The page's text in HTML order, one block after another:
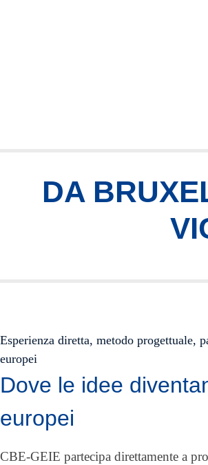
DA
Esperienza diretta, metodo progettuale,
europei
Dove le idee
europei
CBE-GEIE partecipa direttamente a